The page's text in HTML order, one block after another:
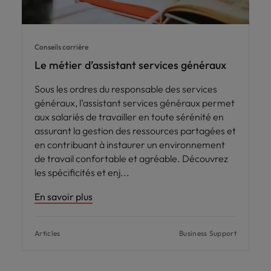
Conseils carrière
Le métier d’assistant services généraux
Sous les ordres du responsable des services
généraux, l’assistant services généraux permet
aux salariés de travailler en toute sérénité en
assurant la gestion des ressources partagées et
en contribuant à instaurer un environnement
de travail confortable et agréable. Découvrez
les spécificités et enj
En savoir plus
Articles Business Support